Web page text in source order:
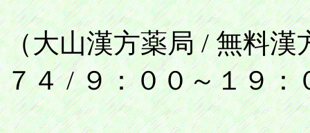
（大山漢方薬局 / 無料漢
７４ / ９：００～１９：